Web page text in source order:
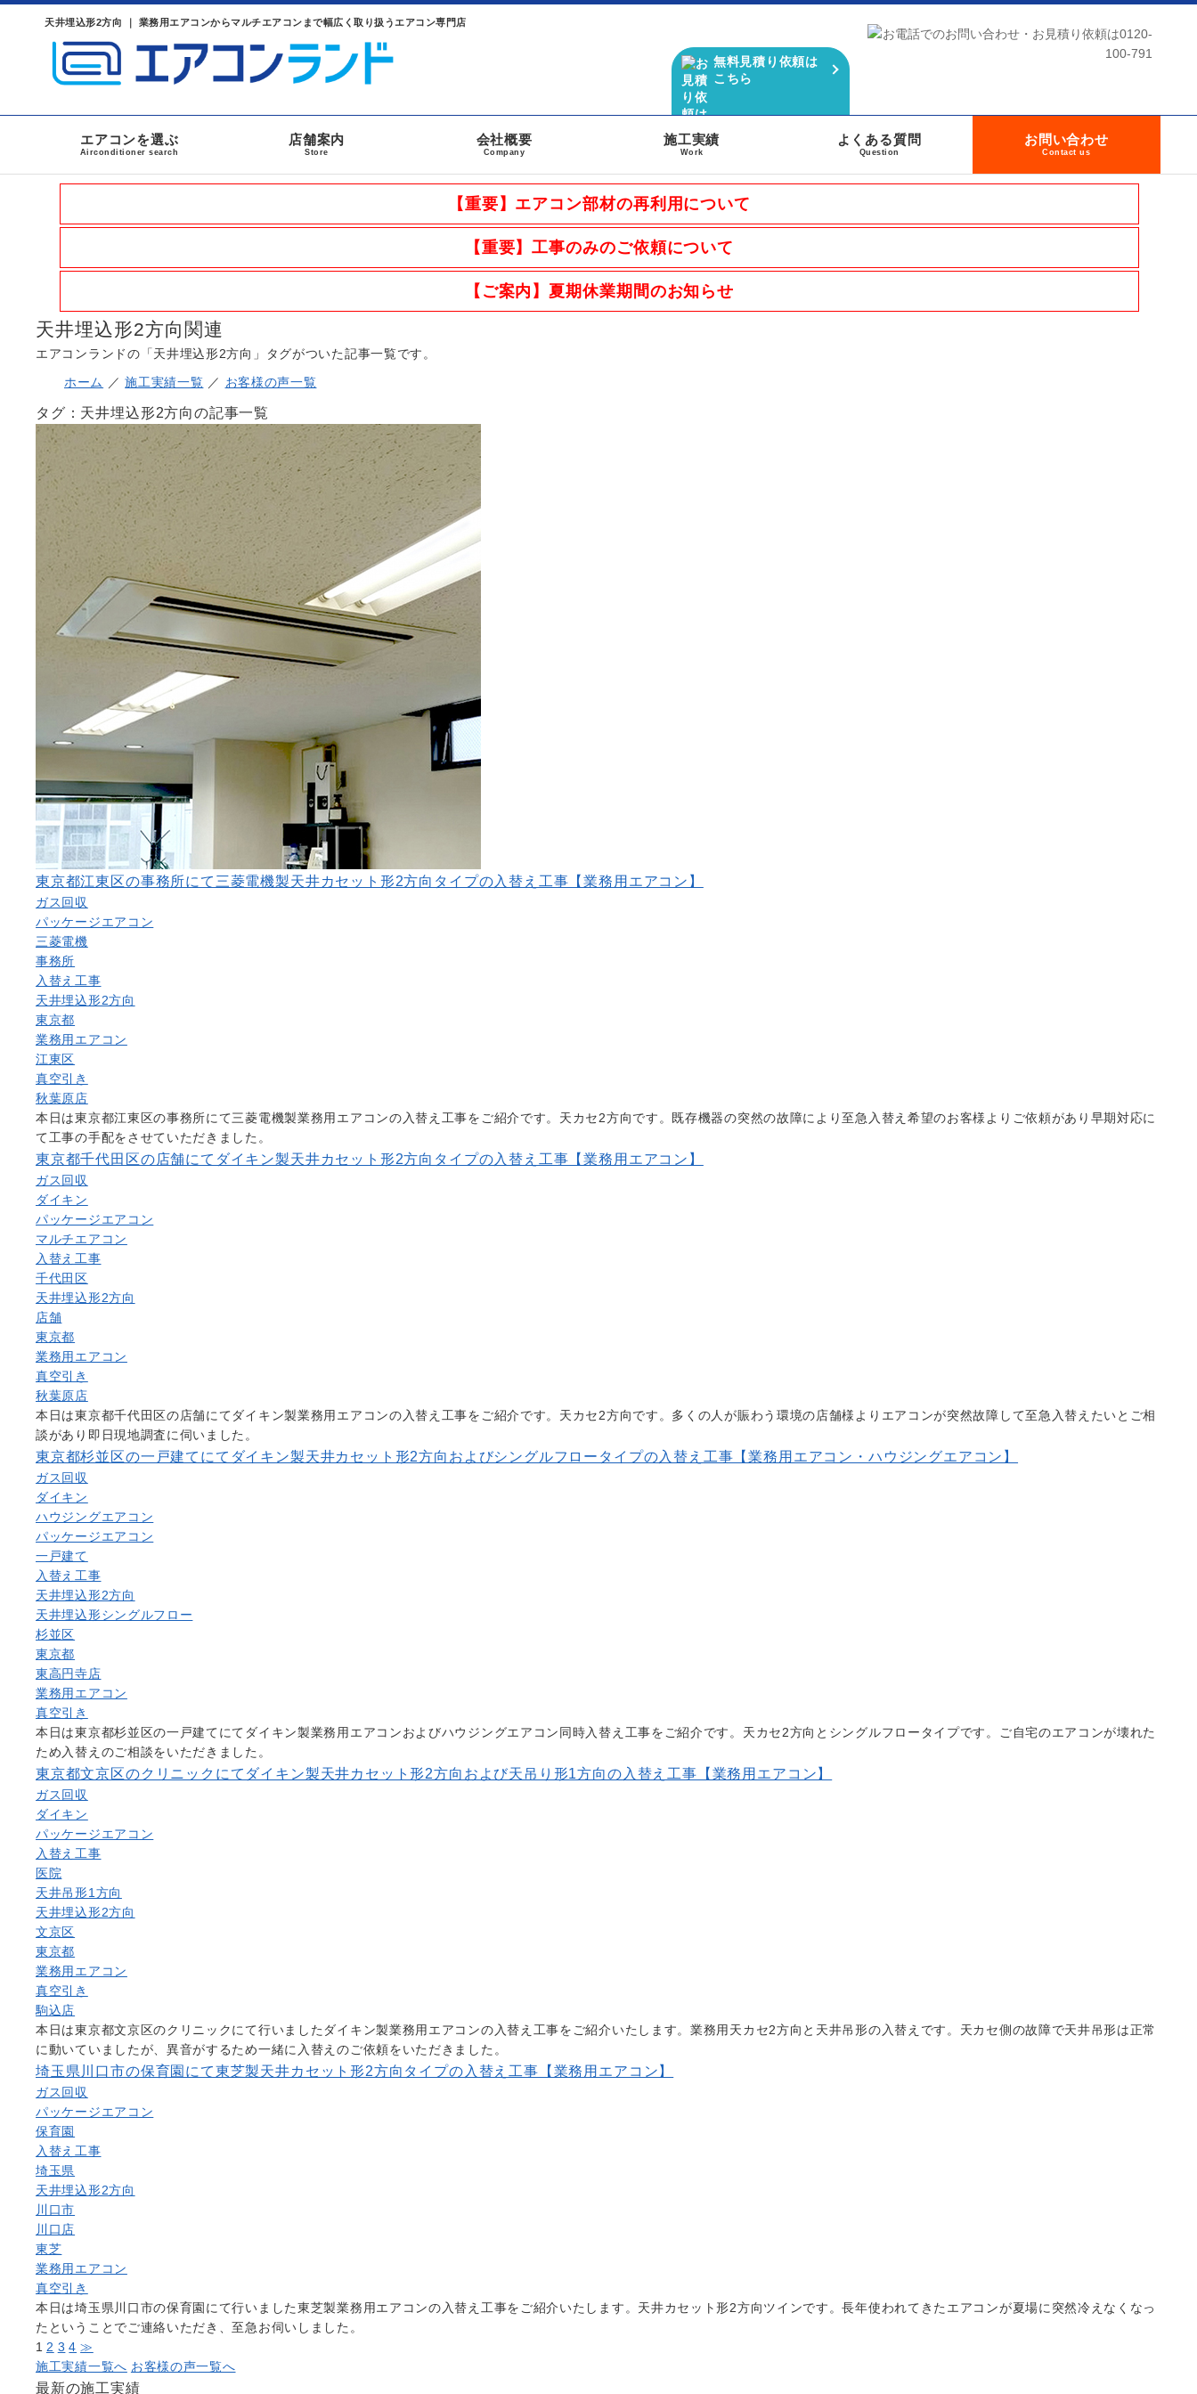
天井埋込形2方向 ｜ 業務用エアコンからマルチエアコンまで幅広く取り扱うエアコン専門店
無料見積り依頼は
こちら
エアコンを選ぶ
Airconditioner search
店舗案内
Store
会社概要
Company
施工実績
Work
よくある質問
Question
お問い合わせ
Contact us
【重要】エアコン部材の再利用について
【重要】工事のみのご依頼について
【ご案内】夏期休業期間のお知らせ
天井埋込形2方向関連
エアコンランドの「天井埋込形2方向」タグがついた記事一覧です。
ホーム ／施工実績一覧 ／ お客様の声一覧
タグ：天井埋込形2方向の記事一覧
東京都江東区の事務所にて三菱電機製天井カセット形2方向タイプの入替え工事【業務用エアコン】
ガス回収
パッケージエアコン
三菱電機
事務所
入替え工事
天井埋込形2方向
東京都
業務用エアコン
江東区
真空引き
秋葉原店
本日は東京都江東区の事務所にて三菱電機製業務用エアコンの入替え工事をご紹介です。天カセ2方向です。既存機器の突然の故障により至急入替え希望のお客様よりご依頼があり早期対応に
て工事の手配をさせていただきました。
東京都千代田区の店舗にてダイキン製天井カセット形2方向タイプの入替え工事【業務用エアコン】
ガス回収
ダイキン
パッケージエアコン
マルチエアコン
入替え工事
千代田区
天井埋込形2方向
店舗
東京都
業務用エアコン
真空引き
秋葉原店
本日は東京都千代田区の店舗にてダイキン製業務用エアコンの入替え工事をご紹介です。天カセ2方向です。多くの人が賑わう環境の店舗様よりエアコンが突然故障して至急入替えたいとご相
談があり即日現地調査に伺いました。
東京都杉並区の一戸建てにてダイキン製天井カセット形2方向およびシングルフロータイプの入替え工事【業務用エアコン・ハウジングエアコン】
ガス回収
ダイキン
ハウジングエアコン
パッケージエアコン
一戸建て
入替え工事
天井埋込形2方向
天井埋込形シングルフロー
杉並区
東京都
東高円寺店
業務用エアコン
真空引き
本日は東京都杉並区の一戸建てにてダイキン製業務用エアコンおよびハウジングエアコン同時入替え工事をご紹介です。天カセ2方向とシングルフロータイプです。ご自宅のエアコンが壊れた
ため入替えのご相談をいただきました。
東京都文京区のクリニックにてダイキン製天井カセット形2方向および天吊り形1方向の入替え工事【業務用エアコン】
ガス回収
ダイキン
パッケージエアコン
入替え工事
医院
天井吊形1方向
天井埋込形2方向
文京区
東京都
業務用エアコン
真空引き
駒込店
本日は東京都文京区のクリニックにて行いましたダイキン製業務用エアコンの入替え工事をご紹介いたします。業務用天カセ2方向と天井吊形の入替えです。天カセ側の故障で天井吊形は正常
に動いていましたが、異音がするため一緒に入替えのご依頼をいただきました。
埼玉県川口市の保育園にて東芝製天井カセット形2方向タイプの入替え工事【業務用エアコン】
ガス回収
パッケージエアコン
保育園
入替え工事
埼玉県
天井埋込形2方向
川口市
川口店
東芝
業務用エアコン
真空引き
本日は埼玉県川口市の保育園にて行いました東芝製業務用エアコンの入替え工事をご紹介いたします。天井カセット形2方向ツインです。長年使われてきたエアコンが夏場に突然冷えなくなっ
たということでご連絡いただき、至急お伺いしました。
1 2 3 4 ≫
施工実績一覧へ お客様の声一覧へ
最新の施工実績